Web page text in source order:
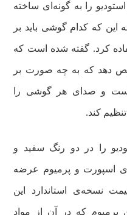
را به گونه‌ای ساخته
این که کدام گوشی باید بر
کرد. گفته شده است که
دهد که به چه صورت بر
و صدای هر گوشی را
کند.
را در دو رنگ سفید و
اسپورت و پرمیوم عرضه
نسخه‌ی استاندارد این
پرمیوم که در آن از مواد